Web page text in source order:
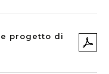
progetto di